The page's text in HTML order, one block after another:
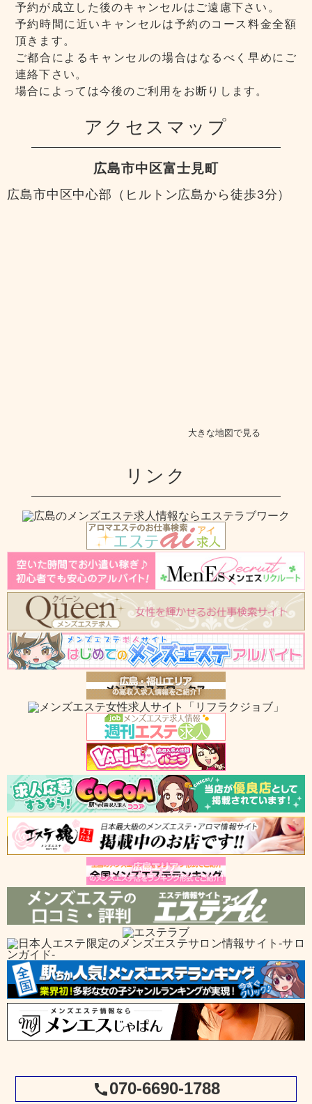
予約が成立した後のキャンセルはご遠慮下さい。
予約時間に近いキャンセルは予約のコース料金全額
頂きます。
ご都合によるキャンセルの場合はなるべく早めにご
連絡下さい。
場合によっては今後のご利用をお断りします。
アクセスマップ
広島市中区富士見町
広島市中区中心部（ヒルトン広島から徒歩3分）
大きな地図で見る
リンク
call070-6690-1788